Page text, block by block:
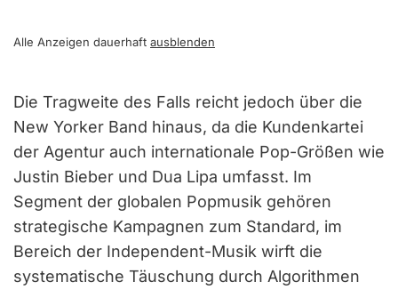
Alle Anzeigen dauerhaft ausblenden
Die Tragweite des Falls reicht jedoch über die
New Yorker Band hinaus, da die Kundenkartei
der Agentur auch internationale Pop-Größen wie
Justin Bieber und Dua Lipa umfasst. Im
Segment der globalen Popmusik gehören
strategische Kampagnen zum Standard, im
Bereich der Independent-Musik wirft die
systematische Täuschung durch Algorithmen